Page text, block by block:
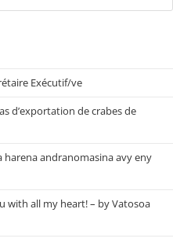
Exécutif/ve
d’exportation de crabes de
andranomasina avy eny
with all my heart! – by Vatosoa